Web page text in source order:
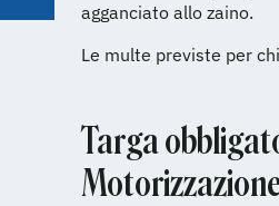
agganciato allo zaino.
Le multe previste per
Targa